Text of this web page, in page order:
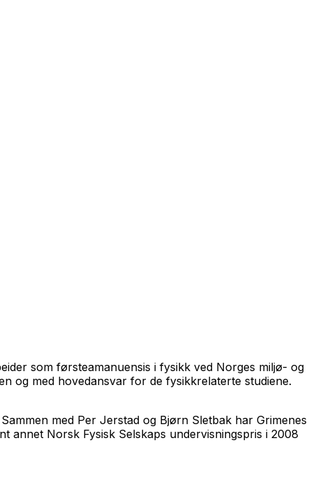
som førsteamanuensis i fysikk ved Norges miljø- og
og med hovedansvar for de fysikkrelaterte studiene.
med Per Jerstad og Bjørn Sletbak har Grimenes
Norsk Fysisk Selskaps undervisningspris i 2008